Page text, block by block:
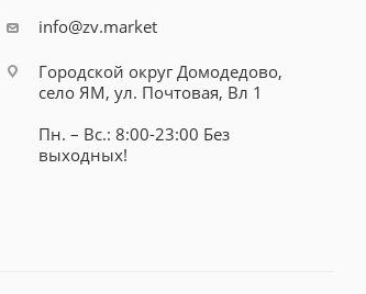
info@zv.market
Городской округ Домодедово,
село ЯМ, ул. Почтовая, Вл 1
Пн. – Вс.: 8:00-23:00 Без
выходных!